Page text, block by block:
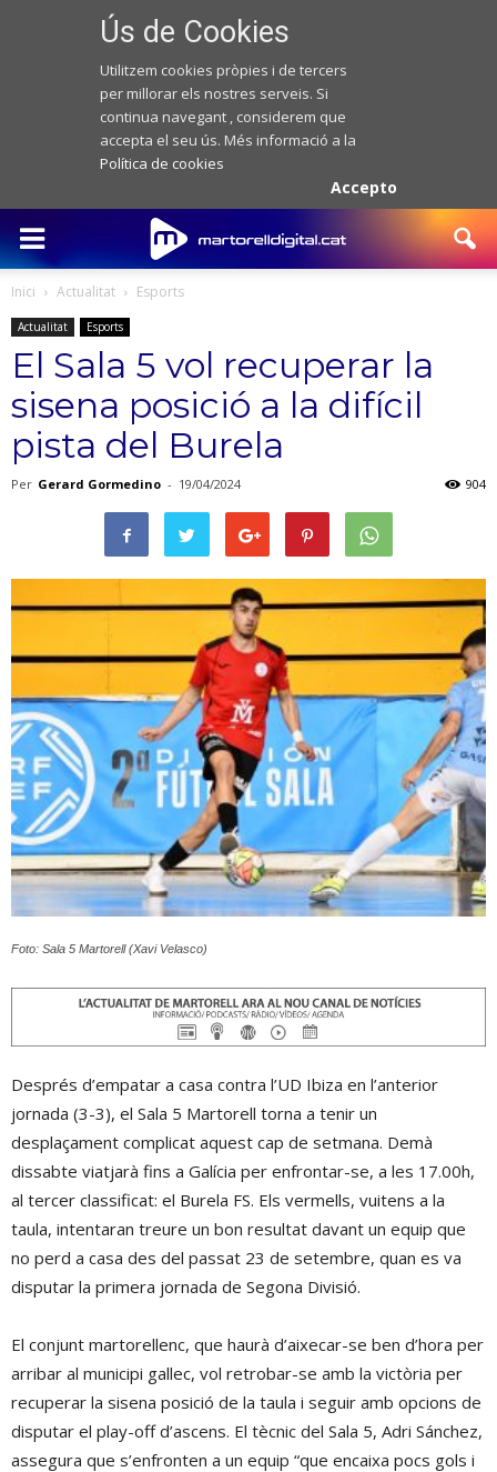
Ús de Cookies
Utilitzem cookies pròpies i de tercers
per millorar els nostres serveis. Si
continua navegant , considerem que
accepta el seu ús. Més informació a la
Política de cookies
Accepto
Inici Actualitat Esports
Actualitat Esports
El Sala 5 vol recuperar la
sisena posició a la difícil
pista del Burela
Per Gerard Gormedino - 19/04/2024 904
Foto: Sala 5 Martorell (Xavi Velasco)
Després d’empatar a casa contra l’UD Ibiza en l’anterior
jornada (3-3), el Sala 5 Martorell torna a tenir un
desplaçament complicat aquest cap de setmana. Demà
dissabte viatjarà fins a Galícia per enfrontar-se, a les 17.00h,
al tercer classificat: el Burela FS. Els vermells, vuitens a la
taula, intentaran treure un bon resultat davant un equip que
no perd a casa des del passat 23 de setembre, quan es va
disputar la primera jornada de Segona Divisió.
El conjunt martorellenc, que haurà d’aixecar-se ben d’hora per
arribar al municipi gallec, vol retrobar-se amb la victòria per
recuperar la sisena posició de la taula i seguir amb opcions de
disputar el play-off d’ascens. El tècnic del Sala 5, Adri Sánchez,
assegura que s’enfronten a un equip “que encaixa pocs gols i